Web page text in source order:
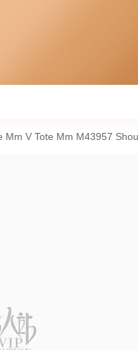
Mm V Tote Mm M43957